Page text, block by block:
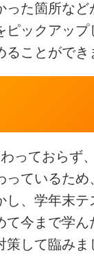
た箇所な
ックアッ
ることができ
っておらず
ているた
し、学年末
今まで学
策して臨みま